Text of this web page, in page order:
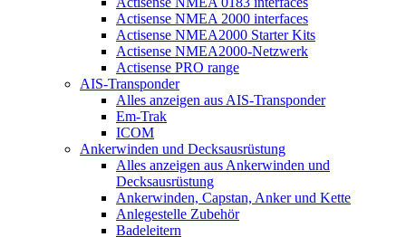
Actisense NMEA 2000 interfaces
Actisense NMEA2000 Starter Kits
Actisense NMEA2000-Netzwerk
Actisense PRO range
AIS-Transponder
Alles anzeigen aus AIS-Transponder
Em-Trak
ICOM
Ankerwinden und Decksausrüstung
Alles anzeigen aus Ankerwinden und
Decksausrüstung
Ankerwinden, Capstan, Anker und Kette
Anlegestelle Zubehör
Badeleitern